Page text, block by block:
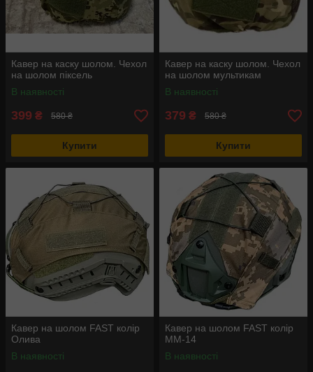
Кавер на каску шолом. Чехол
на шолом піксель
В наявності
399 ₴ 580 ₴
Купити
Кавер на каску шолом. Чехол
на шолом мультикам
В наявності
379 ₴ 580 ₴
Купити
Кавер на шолом FAST колір
Олива
В наявності
Кавер на шолом FAST колір
ММ-14
В наявності